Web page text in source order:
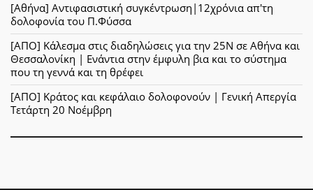
[Αθήνα] Αντιφασιστική συγκέντρωση|12χρόνια απ'τη
δολοφονία του Π.Φύσσα
[ΑΠΟ] Κάλεσμα στις διαδηλώσεις για την 25Ν σε Αθήνα και
Θεσσαλονίκη | Ενάντια στην έμφυλη βια και το σύστημα
που τη γεννά και τη θρέφει
[ΑΠΟ] Κράτος και κεφάλαιο δολοφονούν | Γενική Απεργία
Τετάρτη 20 Νοέμβρη